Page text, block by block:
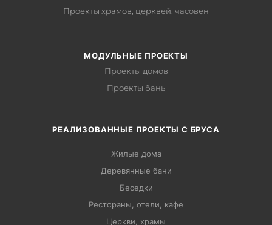
Проекты храмов, церквей, часовен
МОДУЛЬНЫЕ ПРОЕКТЫ
Проекты домов
Проекты бань
РЕАЛИЗОВАННЫЕ ПРОЕКТЫ С БРУСА
Жилые дома
Деревянные бани
Беседки
Рестораны, отели, кафе
Церкви, храмы